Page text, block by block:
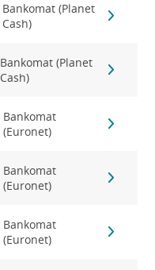
Bankomat (Planet
Cash)
Bankomat (Planet
Cash)
Bankomat
(Euronet)
Bankomat
(Euronet)
Bankomat
(Euronet)